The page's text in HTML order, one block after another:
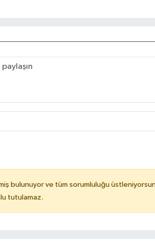
bulunuyor ve tüm sorumluluğu
tutulamaz.